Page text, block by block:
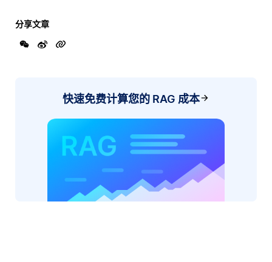
分享文章
快速免费计算您的 RAG 成本